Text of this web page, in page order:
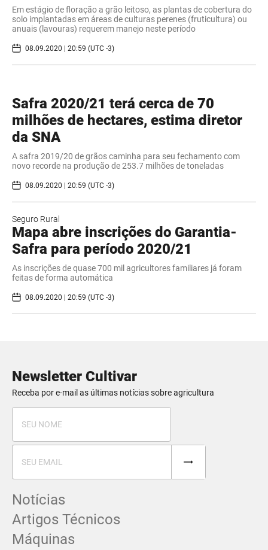
​Em estágio de floração a grão leitoso, as plantas de cobertura do
solo implantadas em áreas de culturas perenes (fruticultura) ou
anuais (lavouras) requerem manejo neste período
08.09.2020 | 20:59 (UTC -3)
Safra 2020/21 terá cerca de 70
milhões de hectares, estima diretor
da SNA
​A safra 2019/20 de grãos caminha para seu fechamento com
novo recorde na produção de 253.7 milhões de toneladas
08.09.2020 | 20:59 (UTC -3)
Seguro Rural
Mapa abre inscrições do Garantia-
Safra para período 2020/21
As inscrições de quase 700 mil agricultores familiares já foram
feitas de forma automática
08.09.2020 | 20:59 (UTC -3)
Newsletter Cultivar
Receba por e-mail as últimas notícias sobre agricultura
Notícias
Artigos Técnicos
Máquinas